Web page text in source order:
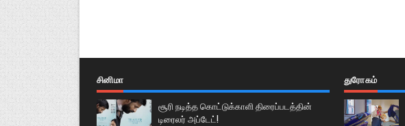
சினிமா
சூரி நடித்த கொட்டுக்காளி திரைப்படத்தின்
டிரைலர் அப்டேட்!
துரோகம்